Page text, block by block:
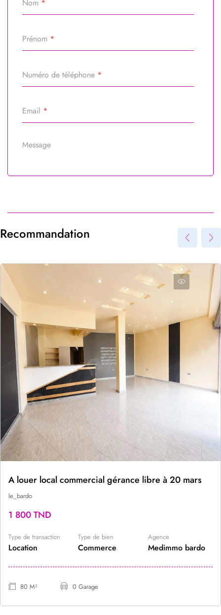
Nom *
Prénom *
Numéro de téléphone *
Email *
Message
Référence du bien*
Envoyer
Recommandation
A louer local commercial gérance libre à 20 mars
le_bardo
1 800 TND
Type de transaction
Location
Type de bien
Commerce
Agence
Medimmo bardo
80 M² 0 Garage